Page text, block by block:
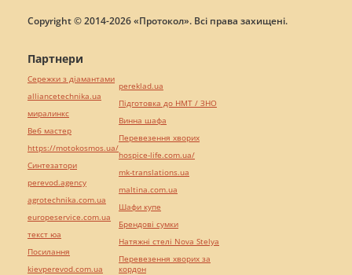
Copyright © 2014-2026 «Протокол». Всі права захищені.
Партнери
Сережки з діамантами
alliancetechnika.ua
миралинкс
Веб мастер
https://motokosmos.ua/
Синтезатори
perevod.agency
agrotechnika.com.ua
europeservice.com.ua
текст юа
Посилання
kievperevod.com.ua
pereklad.ua
Підготовка до НМТ / ЗНО
Винна шафа
Перевезення хворих
hospice-life.com.ua/
mk-translations.ua
maltina.com.ua
Шафи купе
Брендові сумки
Натяжні стелі Nova Stelya
Перевезення хворих за
кордон